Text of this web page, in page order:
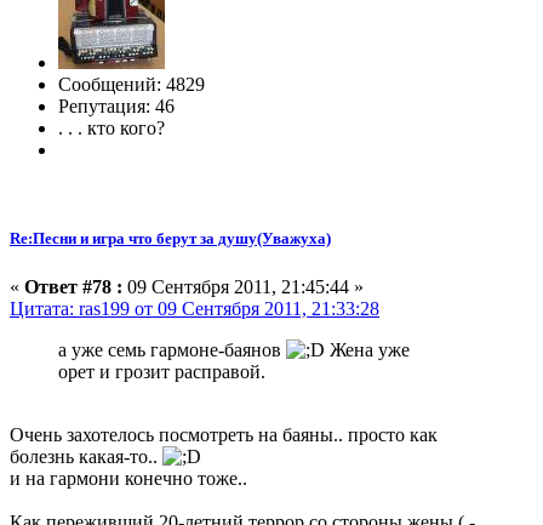
Сообщений: 4829
Репутация: 46
. . . кто кого?
Re:Песни и игра что берут за душу(Уважуха)
« Ответ #78 : 09 Сентября 2011, 21:45:44 »
Цитата: ras199 от 09 Сентября 2011, 21:33:28
а уже семь гармоне-баянов
Жена уже
орет и грозит расправой.
Очень захотелось посмотреть на баяны.. просто как
болезнь какая-то..
и на гармони конечно тоже..